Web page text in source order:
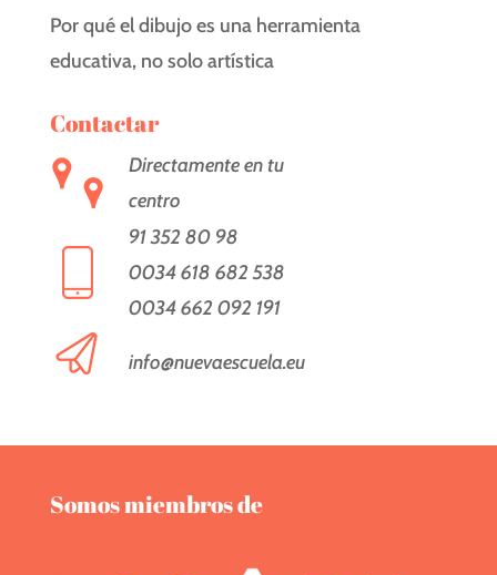
Por qué el dibujo es una herramienta
educativa, no solo artística
Contactar
Directamente en tu
centro
91 352 80 98
0034 618 682 538
0034 662 092 191
info@nuevaescuela.eu
Somos miembros de